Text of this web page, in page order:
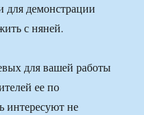
для демонстрации
с няней.
для вашей работы
ее по
интересуют не